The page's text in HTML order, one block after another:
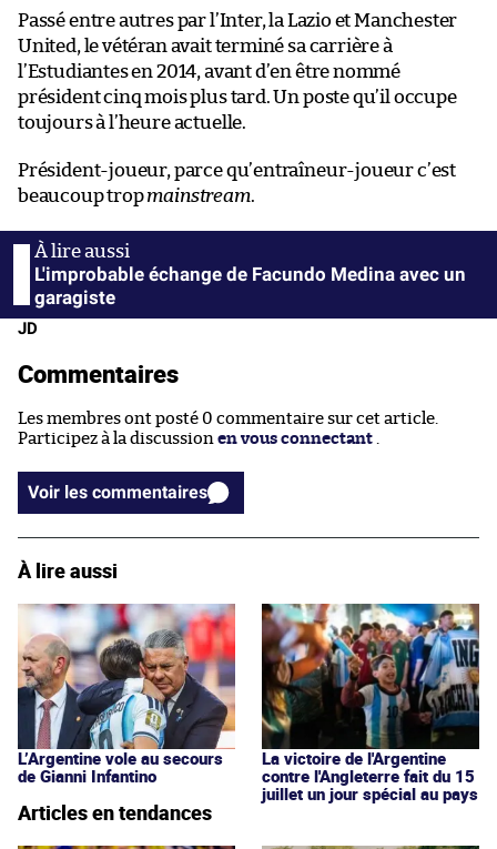
Passé entre autres par l’Inter, la Lazio et Manchester
United, le vétéran avait terminé sa carrière à
l’Estudiantes en 2014, avant d’en être nommé
président cinq mois plus tard. Un poste qu’il occupe
toujours à l’heure actuelle.
Président-joueur, parce qu’entraîneur-joueur c’est
beaucoup tropmainstream.
L'improbable échange de Facundo Medina avec un
garagiste
JD
Commentaires
Les membres ont posté 0 commentaire sur cet article.
Participez à la discussion en vous connectant .
Voir les commentaires
À lire aussi
L’Argentine vole au secours
de Gianni Infantino
La victoire de l'Argentine
contre l'Angleterre fait du 15
juillet un jour spécial au pays
Articles en tendances